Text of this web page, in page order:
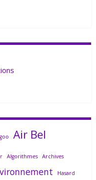
Air Bel
Algorithmes Archives
Hasard